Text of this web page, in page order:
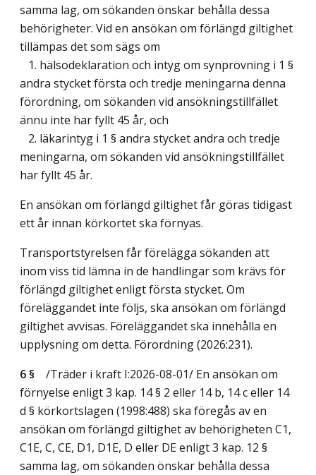
samma lag, om sökanden önskar behålla dessa
behörigheter. Vid en ansökan om förlängd giltighet
tillämpas det som sägs om
1. hälsodeklaration och intyg om synprövning i 1 §
andra stycket första och tredje meningarna denna
förordning, om sökanden vid ansökningstillfället
ännu inte har fyllt 45 år, och
2. läkarintyg i 1 § andra stycket andra och tredje
meningarna, om sökanden vid ansökningstillfället
har fyllt 45 år.
En ansökan om förlängd giltighet får göras tidigast
ett år innan körkortet ska förnyas.
Transportstyrelsen får förelägga sökanden att
inom viss tid lämna in de handlingar som krävs för
förlängd giltighet enligt första stycket. Om
föreläggandet inte följs, ska ansökan om förlängd
giltighet avvisas. Föreläggandet ska innehålla en
upplysning om detta. Förordning (2026:231).
6 §
/Träder i kraft I:2026-08-01/ En ansökan om
förnyelse enligt 3 kap. 14 § 2 eller 14 b, 14 c eller 14
d § körkortslagen (1998:488) ska föregås av en
ansökan om förlängd giltighet av behörigheten C1,
C1E, C, CE, D1, D1E, D eller DE enligt 3 kap. 12 §
samma lag, om sökanden önskar behålla dessa